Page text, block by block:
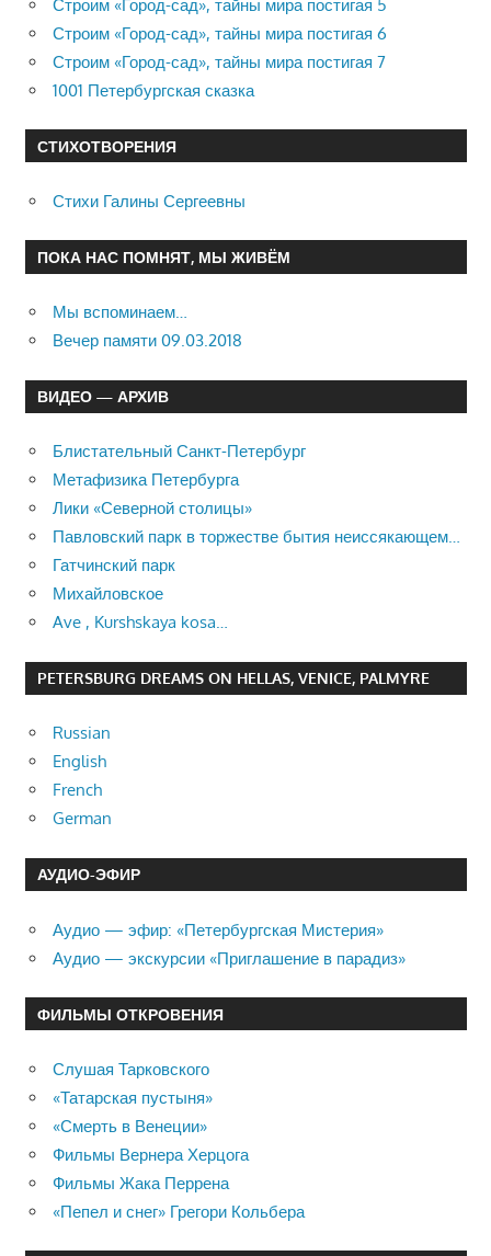
Строим «Город-сад», тайны мира постигая 5
Строим «Город-сад», тайны мира постигая 6
Строим «Город-сад», тайны мира постигая 7
1001 Петербургская сказка
СТИХОТВОРЕНИЯ
Стихи Галины Сергеевны
ПОКА НАС ПОМНЯТ, МЫ ЖИВЁМ
Мы вспоминаем…
Вечер памяти 09.03.2018
ВИДЕО — АРХИВ
Блистательный Санкт-Петербург
Метафизика Петербурга
Лики «Северной столицы»
Павловский парк в торжестве бытия неиссякающем…
Гатчинский парк
Михайловское
Ave , Kurshskaya kosa…
PETERSBURG DREAMS ON HELLAS, VENICE, PALMYRE
Russian
English
French
German
АУДИО-ЭФИР
Аудио — эфир: «Петербургская Мистерия»
Аудио — экскурсии «Приглашение в парадиз»
ФИЛЬМЫ ОТКРОВЕНИЯ
Слушая Тарковского
«Татарская пустыня»
«Смерть в Венеции»
Фильмы Вернера Херцога
Фильмы Жака Перрена
«Пепел и снег» Грегори Кольбера